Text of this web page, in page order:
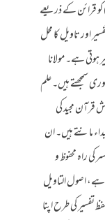
قرائن کے ذریعے
اور تاویل کا محل
ہوتی ہے۔ مولانا
سمجھتے ہیں۔ علم
قرآن مجید کی
مانتے ہیں۔ ان
راہ محفوظ و
ہے، اصول التاویل
تفسیر کی طرح اپنا